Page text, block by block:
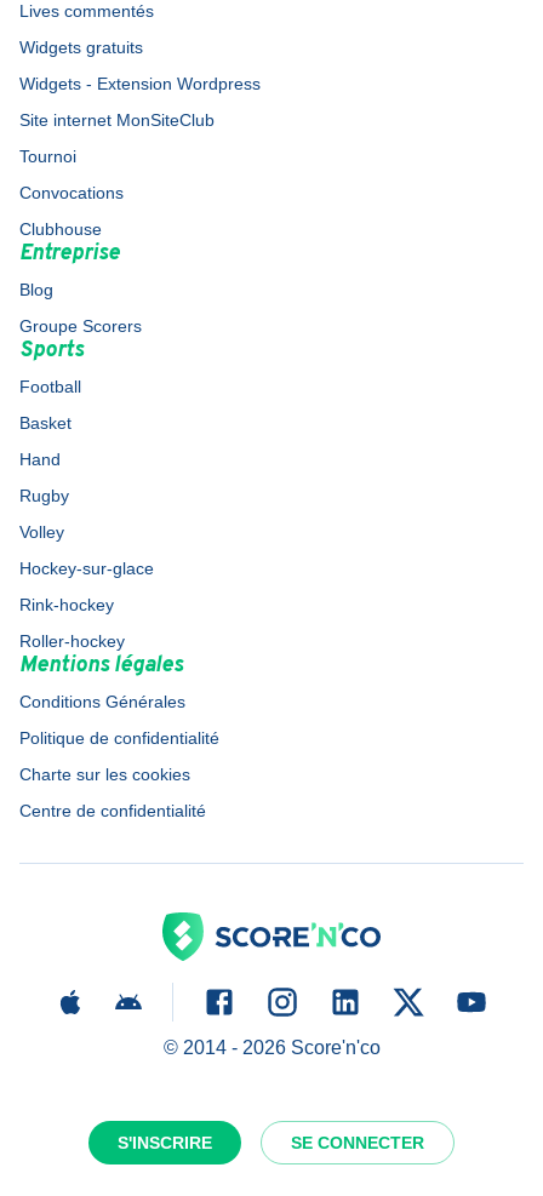
S'INSCRIRE SE CONNECTER
Lives commentés
Widgets gratuits
Widgets - Extension Wordpress
Site internet MonSiteClub
Tournoi
Convocations
Clubhouse
Entreprise
Blog
Groupe Scorers
Sports
Football
Basket
Hand
Rugby
Volley
Hockey-sur-glace
Rink-hockey
Roller-hockey
Mentions légales
Conditions Générales
Politique de confidentialité
Charte sur les cookies
Centre de confidentialité
© 2014 - 2026Score'n'co